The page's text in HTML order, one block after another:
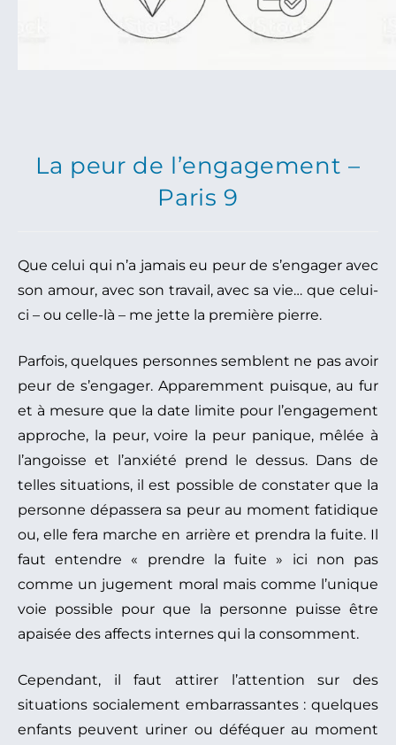
La peur de l’engagement –
Paris 9
Que celui qui n’a jamais eu peur de s’engager avec
son amour, avec son travail, avec sa vie… que celui-
ci – ou celle-là – me jette la première pierre.
Parfois, quelques personnes semblent ne pas avoir
peur de s’engager. Apparemment puisque, au fur
et à mesure que la date limite pour l’engagement
approche, la peur, voire la peur panique, mêlée à
l’angoisse et l’anxiété prend le dessus. Dans de
telles situations, il est possible de constater que la
personne dépassera sa peur au moment fatidique
ou, elle fera marche en arrière et prendra la fuite. Il
faut entendre « prendre la fuite » ici non pas
comme un jugement moral mais comme l’unique
voie possible pour que la personne puisse être
apaisée des affects internes qui la consomment.
Cependant, il faut attirer l’attention sur des
situations socialement embarrassantes : quelques
enfants peuvent uriner ou déféquer au moment